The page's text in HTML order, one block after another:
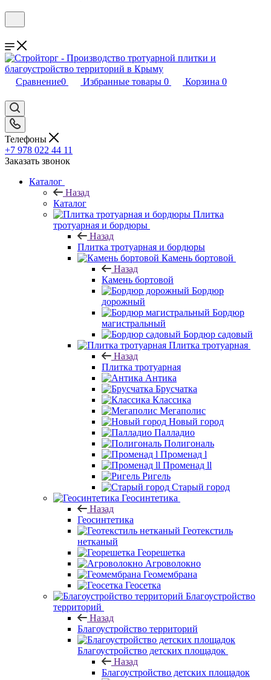
Сравнение0 Избранные товары 0 Корзина 0
Телефоны
+7 978 022 44 11
Заказать звонок
Каталог
Назад
Каталог
Плитка
тротуарная и бордюры
Назад
Плитка тротуарная и бордюры
Камень бортовой
Назад
Камень бортовой
Бордюр
дорожный
Бордюр
магистральный
Бордюр садовый
Плитка тротуарная
Назад
Плитка тротуарная
Антика
Брусчатка
Классика
Мегаполис
Новый город
Палладио
Полигональ
Променад l
Променад ll
Ригель
Старый город
Геосинтетика
Назад
Геосинтетика
Геотекстиль
нетканый
Георешетка
Агроволокно
Геомембрана
Геосетка
Благоустройство
территорий
Назад
Благоустройство территорий
Благоустройство детских площадок
Назад
Благоустройство детских площадок